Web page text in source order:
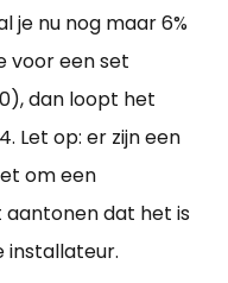
je nu nog maar 6%
voor een set
dan loopt het
Let op: er zijn een
om een
aantonen dat het is
installateur.